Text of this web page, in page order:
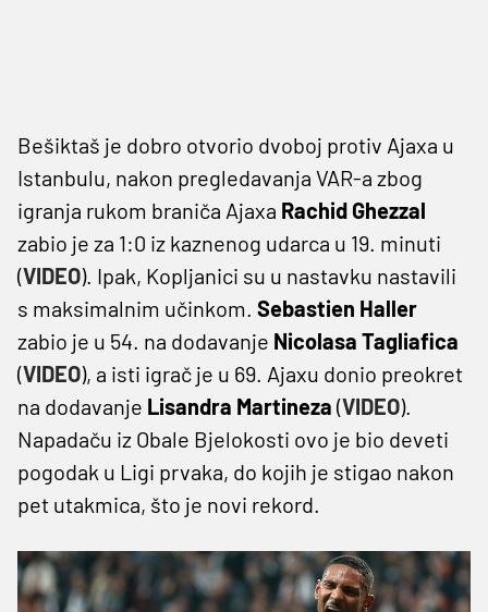
Bešiktaš je dobro otvorio dvoboj protiv Ajaxa u
Istanbulu, nakon pregledavanja VAR-a zbog
igranja rukom braniča Ajaxa Rachid Ghezzal
zabio je za 1:0 iz kaznenog udarca u 19. minuti
(VIDEO). Ipak, Kopljanici su u nastavku nastavili
s maksimalnim učinkom. Sebastien Haller
zabio je u 54. na dodavanje Nicolasa Tagliafica
(VIDEO), a isti igrač je u 69. Ajaxu donio preokret
na dodavanje Lisandra Martineza (VIDEO).
Napadaču iz Obale Bjelokosti ovo je bio deveti
pogodak u Ligi prvaka, do kojih je stigao nakon
pet utakmica, što je novi rekord.